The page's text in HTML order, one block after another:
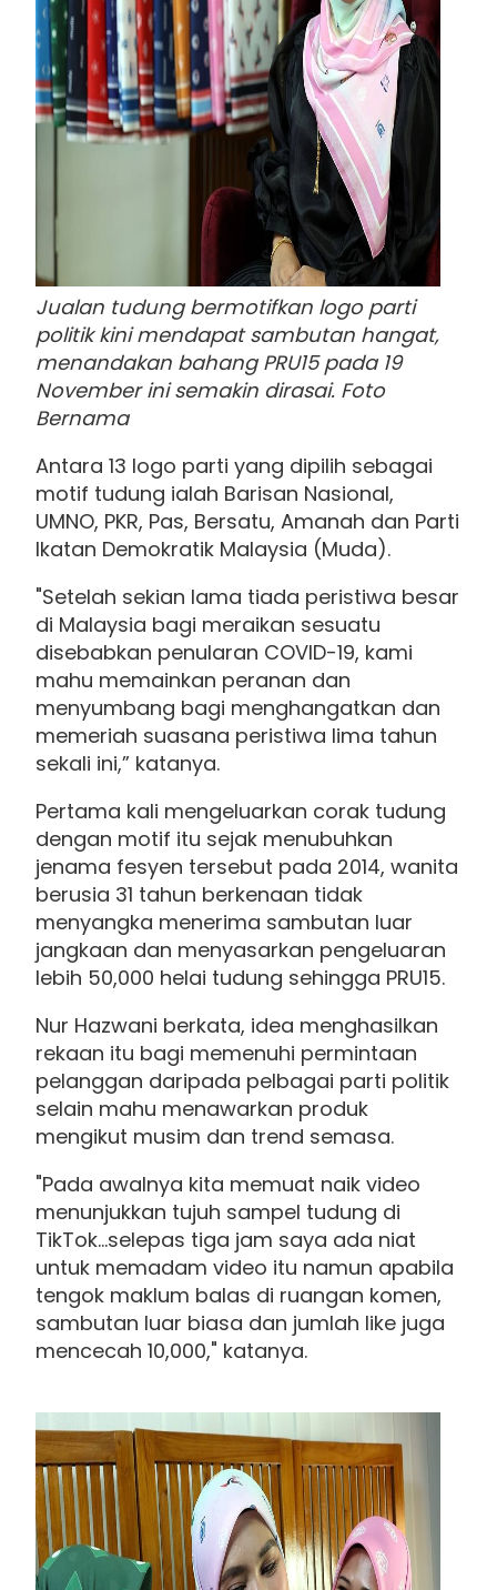
Jualan tudung bermotifkan logo parti
politik kini mendapat sambutan hangat,
menandakan bahang PRU15 pada 19
November ini semakin dirasai. Foto
Bernama
Antara 13 logo parti yang dipilih sebagai
motif tudung ialah Barisan Nasional,
UMNO, PKR, Pas, Bersatu, Amanah dan Parti
Ikatan Demokratik Malaysia (Muda).
"Setelah sekian lama tiada peristiwa besar
di Malaysia bagi meraikan sesuatu
disebabkan penularan COVID-19, kami
mahu memainkan peranan dan
menyumbang bagi menghangatkan dan
memeriah suasana peristiwa lima tahun
sekali ini,” katanya.
Pertama kali mengeluarkan corak tudung
dengan motif itu sejak menubuhkan
jenama fesyen tersebut pada 2014, wanita
berusia 31 tahun berkenaan tidak
menyangka menerima sambutan luar
jangkaan dan menyasarkan pengeluaran
lebih 50,000 helai tudung sehingga PRU15.
Nur Hazwani berkata, idea menghasilkan
rekaan itu bagi memenuhi permintaan
pelanggan daripada pelbagai parti politik
selain mahu menawarkan produk
mengikut musim dan trend semasa.
"Pada awalnya kita memuat naik video
menunjukkan tujuh sampel tudung di
TikTok...selepas tiga jam saya ada niat
untuk memadam video itu namun apabila
tengok maklum balas di ruangan komen,
sambutan luar biasa dan jumlah like juga
mencecah 10,000," katanya.